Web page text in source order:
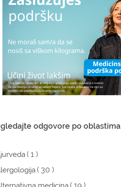
odgovore po oblastima
( 1 )
( 30 )